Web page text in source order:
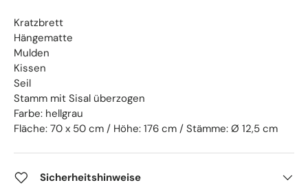
Kratzbrett
Hängematte
Mulden
Kissen
Seil
Stamm mit Sisal überzogen
Farbe: hellgrau
Fläche: 70 x 50 cm / Höhe: 176 cm / Stämme: Ø 12,5 cm
Sicherheitshinweise